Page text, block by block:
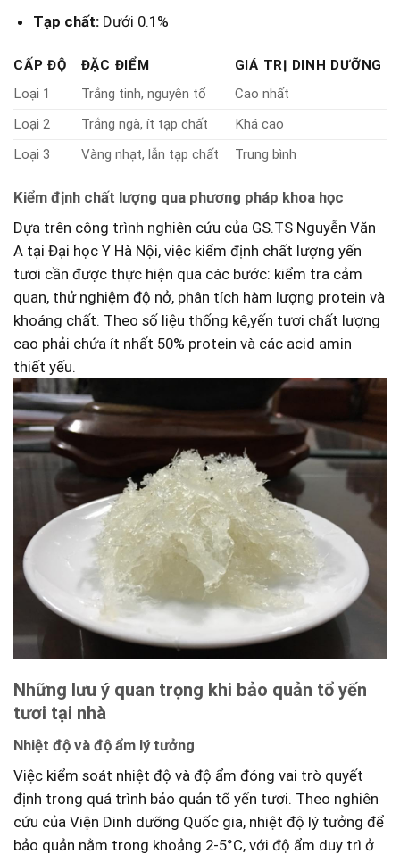
Tạp chất:Dưới 0.1%
CẤP ĐỘ ĐẶC ĐIỂM
GIÁ TRỊ DINH DƯỠNG
Loại 1
Trắng ​tinh, nguyên tổ
Cao nhất
Loại 2
Trắng ngà, ít tạp chất
Khá cao
Loại 3
Vàng nhạt, lẫn tạp chất Trung bình
Kiểm định chất lượng ​qua phương pháp khoa học
Dựa trên công trình nghiên cứu của GS.TS Nguyễn Văn
⁣A tại ⁤Đại học Y Hà Nội, việc kiểm định chất lượng yến
tươi cần được thực ​hiện qua các bước: kiểm tra cảm
quan, thử nghiệm độ nở, phân tích hàm lượng ⁣protein và
khoáng ​chất. ⁤Theo số liệu ⁢thống kê,yến tươi chất lượng
cao phải chứa ít nhất 50% ​protein ⁣và các acid amin⁢
thiết yếu.
Những lưu ‌ý quan trọng khi bảo quản tổ yến
tươi tại ⁢nhà
Nhiệt độ và ⁢độ ẩm lý tưởng
Việc kiểm soát nhiệt độ và độ ẩm⁢ đóng vai trò quyết
định trong quá ​trình bảo​ quản tổ yến tươi. Theo nghiên
cứu⁤ của Viện Dinh dưỡng Quốc gia, nhiệt độ ‌lý tưởng để
bảo quản nằm⁤ trong khoảng 2-5°C, với độ ẩm duy trì ở